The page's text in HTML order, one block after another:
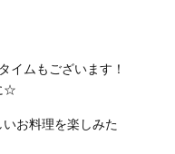
イムもございます！
☆
お料理を楽しみた